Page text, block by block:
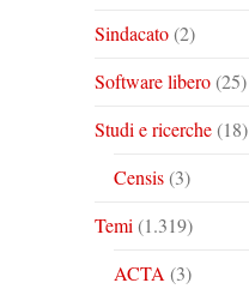
Sindacato(2)
Software libero(25)
Studi e ricerche(18)
Censis(3)
Temi (1.319)
ACTA (3)